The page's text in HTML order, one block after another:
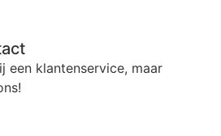
een klantenservice, maar